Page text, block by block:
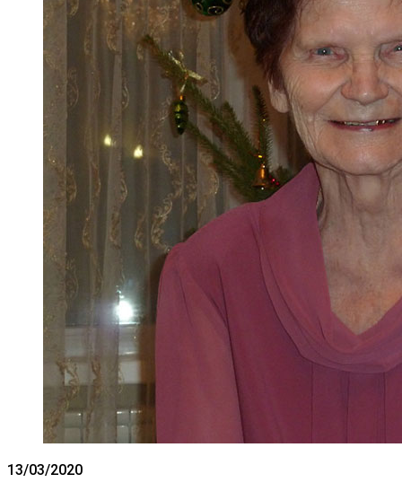
13/03/2020